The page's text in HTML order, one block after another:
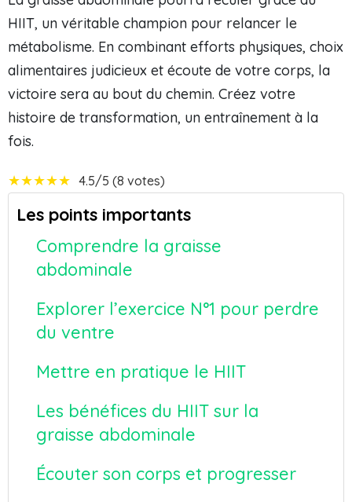
HIIT, un véritable champion pour relancer le
métabolisme. En combinant efforts physiques, choix
alimentaires judicieux et écoute de votre corps, la
victoire sera au bout du chemin. Créez votre
histoire de transformation, un entraînement à la
fois.
★★★★★ 4.5/5 (8 votes)
Les points importants
Comprendre la graisse
abdominale
Explorer l’exercice N°1 pour perdre
du ventre
Mettre en pratique le HIIT
Les bénéfices du HIIT sur la
graisse abdominale
Écouter son corps et progresser